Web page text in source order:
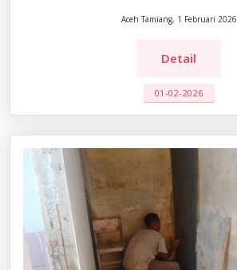
Aceh Tamiang, 1 Februari 2026
Detail
01-02-2026